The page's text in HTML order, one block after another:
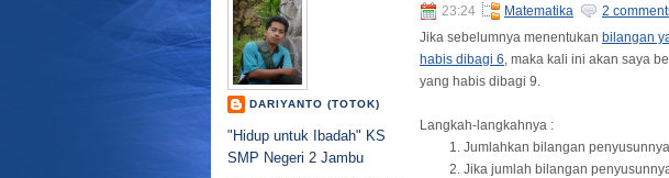
DARIYANTO (TOTOK)
"Hidup untuk Ibadah" KS
SMP Negeri 2 Jambu
23:24 Matematika
2
Jika sebelumnya menentukan bilangan
habis dibagi 6, maka kali ini akan saya
yang habis dibagi 9.
Langkah-langkahnya :
Jumlahkan bilangan penyusunnya
Jika jumlah bilangan